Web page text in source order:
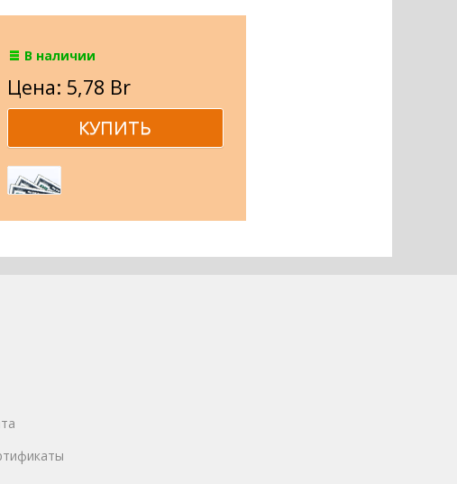
В наличии
Цена: 5,78 Br